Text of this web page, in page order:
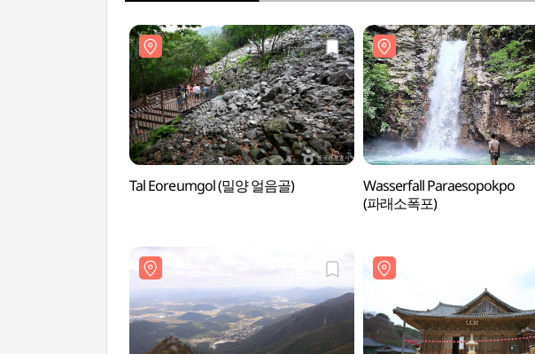
Tal Eoreumgol (밀양 얼음골)
Wasserfall Paraesopokpo
(파래소폭포)